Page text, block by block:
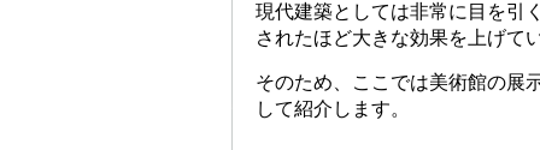
現代建築としては非常に目を引
されたほど大きな効果を上げて
そのため、ここでは美術館の展
して紹介します。